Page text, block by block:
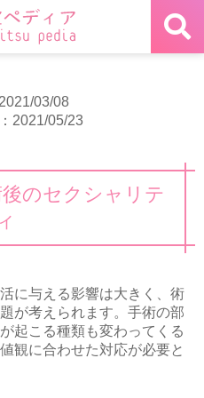
03/08
2021/05/23
のセクシャリテ
ィ
に与える影響は大きく、術
が考えられます。手術の部
起こる種類も変わってくる
観に合わせた対応が必要と